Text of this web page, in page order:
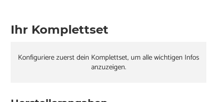
Ihr Komplettset
Konfiguriere zuerst dein Komplettset, um alle wichtigen Infos
anzuzeigen.